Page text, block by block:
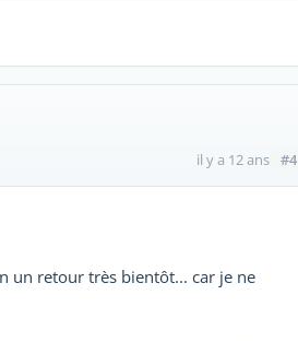
il y a 12 ans #4
un retour très bientôt... car je ne